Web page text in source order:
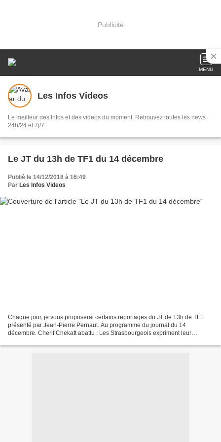
Publicité
MENU
Les Infos Videos
Le meilleur des Infos et des videos du moment. Retrouvez toutes les news
24h/24 et 7j/7.
Le JT du 13h de TF1 du 14 décembre
Publié le 14/12/2018 à 16:49
Par Les Infos Videos
Chaque jour, je vous proposerai certains reportages du JT de 13h de TF1
présenté par Jean-Pierre Pernaut. Au programme du journal du 14
décembre. Cherif Chekatt abattu : Les Strasbourgeois expriment leur